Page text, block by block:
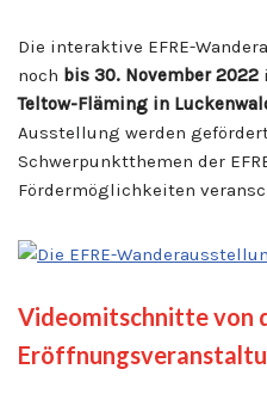
Die interaktive EFRE-
noch bis 30. November 2022
Teltow-Fläming in
Ausstellung werden
Schwerpunktthemen der
Fördermöglichkeiten
Videomitschnitte von